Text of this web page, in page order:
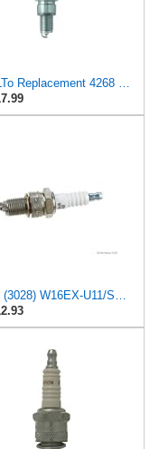
MaxLLTo Replacement 4268 V-Power Spark Plug for Bosch 7514 7523 7923 WR10LCV WR8DPY WR9DCY WR9DY
Denso (3028) W16EX-U11/SOLID Traditional Spark Plug, Pack of 1